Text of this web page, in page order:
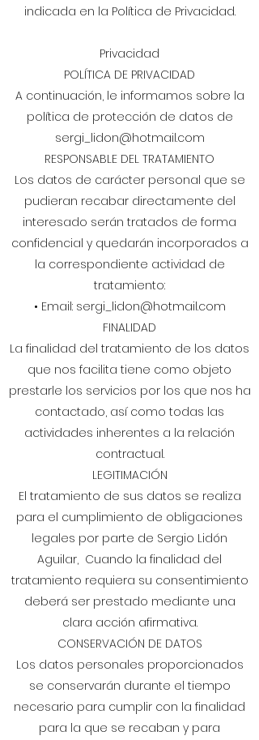
indicada en la Política de Privacidad.
Privacidad
POLÍTICA DE PRIVACIDAD
A continuación, le informamos sobre la
política de protección de datos de
sergi_lidon@hotmail.com
RESPONSABLE DEL TRATAMIENTO
Los datos de carácter personal que se
pudieran recabar directamente del
interesado serán tratados de forma
confidencial y quedarán incorporados a
la correspondiente actividad de
tratamiento:
• Email: sergi_lidon@hotmail.com
FINALIDAD
La finalidad del tratamiento de los datos
que nos facilita tiene como objeto
prestarle los servicios por los que nos ha
contactado, así como todas las
actividades inherentes a la relación
contractual.
LEGITIMACIÓN
El tratamiento de sus datos se realiza
para el cumplimiento de obligaciones
legales por parte de Sergio Lidón
Aguilar, Cuando la finalidad del
tratamiento requiera su consentimiento
deberá ser prestado mediante una
clara acción afirmativa.
CONSERVACIÓN DE DATOS
Los datos personales proporcionados
se conservarán durante el tiempo
necesario para cumplir con la finalidad
para la que se recaban y para